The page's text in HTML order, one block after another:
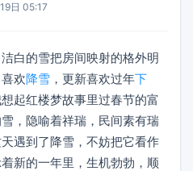
日 05:17
白的雪把房间映射的格外明
欢降雪 ，更新喜欢过年下
起红楼梦故事里过春节的富
，隐喻着祥瑞，民间素有瑞
遇到了降雪，不妨把它看作
新的一年里，生机勃勃，顺